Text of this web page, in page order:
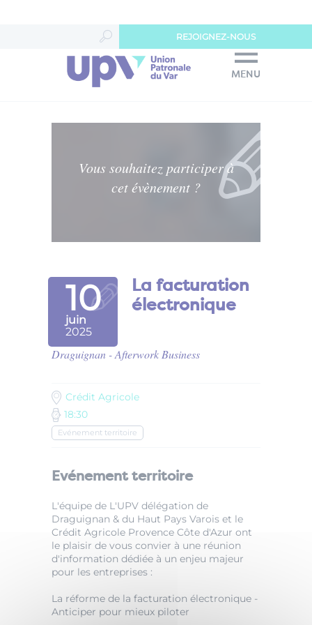
MENU
REJOIGNEZ-NOUS
Vous souhaitez participer à
cet évènement ?
10
juin
2025
La facturation
électronique
Draguignan - Afterwork Business
Crédit Agricole
18:30
Evénement territoire
Evénement territoire
L'équipe de L'UPV délégation de
Draguignan & du Haut Pays Varois et le
Crédit Agricole Provence Côte d'Azur ont
le plaisir de vous convier à une réunion
d'information dédiée à un enjeu majeur
pour les entreprises :
La réforme de la facturation électronique -
Anticiper pour mieux piloter